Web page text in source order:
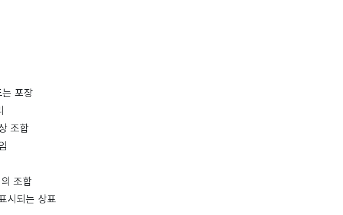
포장
조합
조합
시되는 상표